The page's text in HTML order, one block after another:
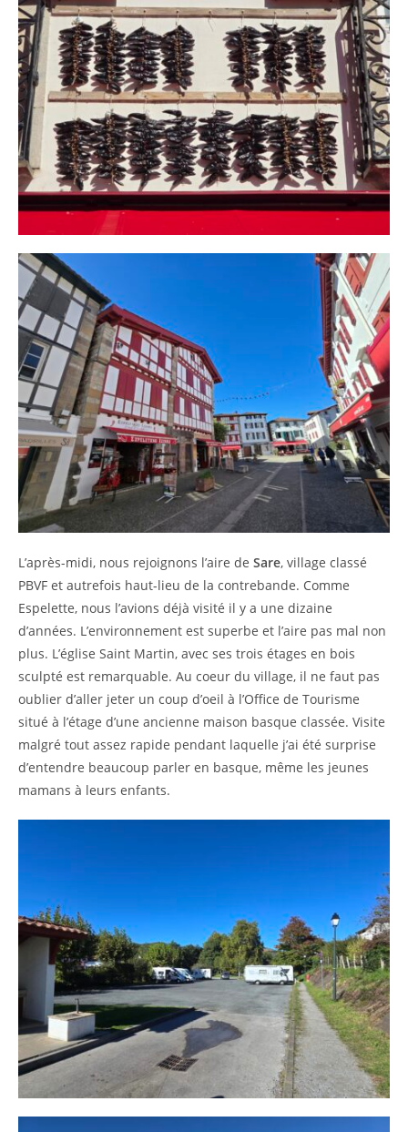
L’après-midi, nous rejoignons l’aire de Sare, village classé
PBVF et autrefois haut-lieu de la contrebande. Comme
Espelette, nous l’avions déjà visité il y a une dizaine
d’années. L’environnement est superbe et l’aire pas mal non
plus. L’église Saint Martin, avec ses trois étages en bois
sculpté est remarquable. Au coeur du village, il ne faut pas
oublier d’aller jeter un coup d’oeil à l’Office de Tourisme
situé à l’étage d’une ancienne maison basque classée. Visite
malgré tout assez rapide pendant laquelle j’ai été surprise
d’entendre beaucoup parler en basque, même les jeunes
mamans à leurs enfants.